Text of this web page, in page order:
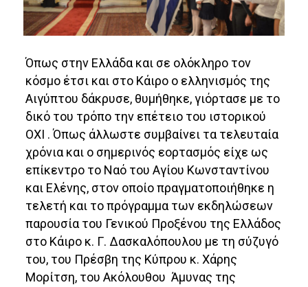
Όπως στην Ελλάδα και σε ολόκληρο τον
κόσμο έτσι και στο Κάιρο ο ελληνισμός της
Αιγύπτου δάκρυσε, θυμήθηκε, γιόρτασε με το
δικό του τρόπο την επέτειο του ιστορικού
ΟΧΙ . Όπως άλλωστε συμβαίνει τα τελευταία
χρόνια και ο σημερινός εορτασμός είχε ως
επίκεντρο το Ναό του Αγίου Κωνσταντίνου
και Ελένης, στον οποίο πραγματοποιήθηκε η
τελετή και το πρόγραμμα των εκδηλώσεων
παρουσία του Γενικού Προξένου της Ελλάδος
στο Κάιρο κ. Γ. Δασκαλόπουλου με τη σύζυγό
του, του Πρέσβη της Κύπρου κ. Χάρης
Μορίτση, του Ακόλουθου Άμυνας της